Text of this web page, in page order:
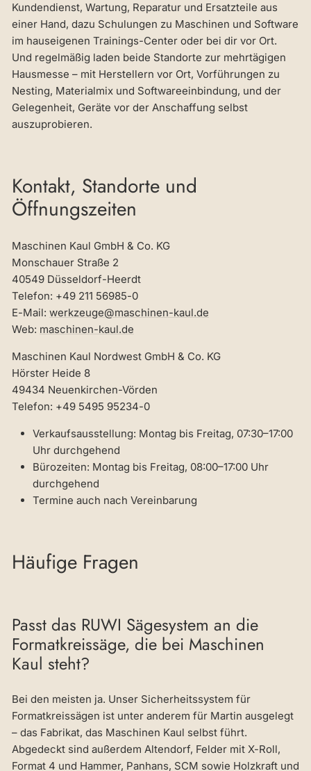
Kundendienst, Wartung, Reparatur und Ersatzteile aus
einer Hand, dazu Schulungen zu Maschinen und Software
im hauseigenen Trainings-Center oder bei dir vor Ort.
Und regelmäßig laden beide Standorte zur mehrtägigen
Hausmesse – mit Herstellern vor Ort, Vorführungen zu
Nesting, Materialmix und Softwareeinbindung, und der
Gelegenheit, Geräte vor der Anschaffung selbst
auszuprobieren.
Kontakt, Standorte und
Öffnungszeiten
Maschinen Kaul GmbH & Co. KG
Monschauer Straße 2
40549 Düsseldorf-Heerdt
Telefon: +49 211 56985-0
E-Mail: werkzeuge@maschinen-kaul.de
Web: maschinen-kaul.de
Maschinen Kaul Nordwest GmbH & Co. KG
Hörster Heide 8
49434 Neuenkirchen-Vörden
Telefon: +49 5495 95234-0
Verkaufsausstellung: Montag bis Freitag, 07:30–17:00
Uhr durchgehend
Bürozeiten: Montag bis Freitag, 08:00–17:00 Uhr
durchgehend
Termine auch nach Vereinbarung
Häufige Fragen
Passt das RUWI Sägesystem an die
Formatkreissäge, die bei Maschinen
Kaul steht?
Bei den meisten ja. Unser Sicherheitssystem für
Formatkreissägen ist unter anderem für Martin ausgelegt
– das Fabrikat, das Maschinen Kaul selbst führt.
Abgedeckt sind außerdem Altendorf, Felder mit X-Roll,
Format 4 und Hammer, Panhans, SCM sowie Holzkraft und